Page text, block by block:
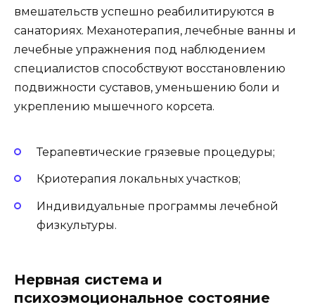
вмешательств успешно реабилитируются в
санаториях. Механотерапия, лечебные ванны и
лечебные упражнения под наблюдением
специалистов способствуют восстановлению
подвижности суставов, уменьшению боли и
укреплению мышечного корсета.
Терапевтические грязевые процедуры;
Криотерапия локальных участков;
Индивидуальные программы лечебной
физкультуры.
Нервная система и
психоэмоциональное состояние